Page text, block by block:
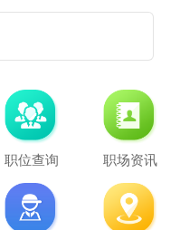
职位查询 职场资讯